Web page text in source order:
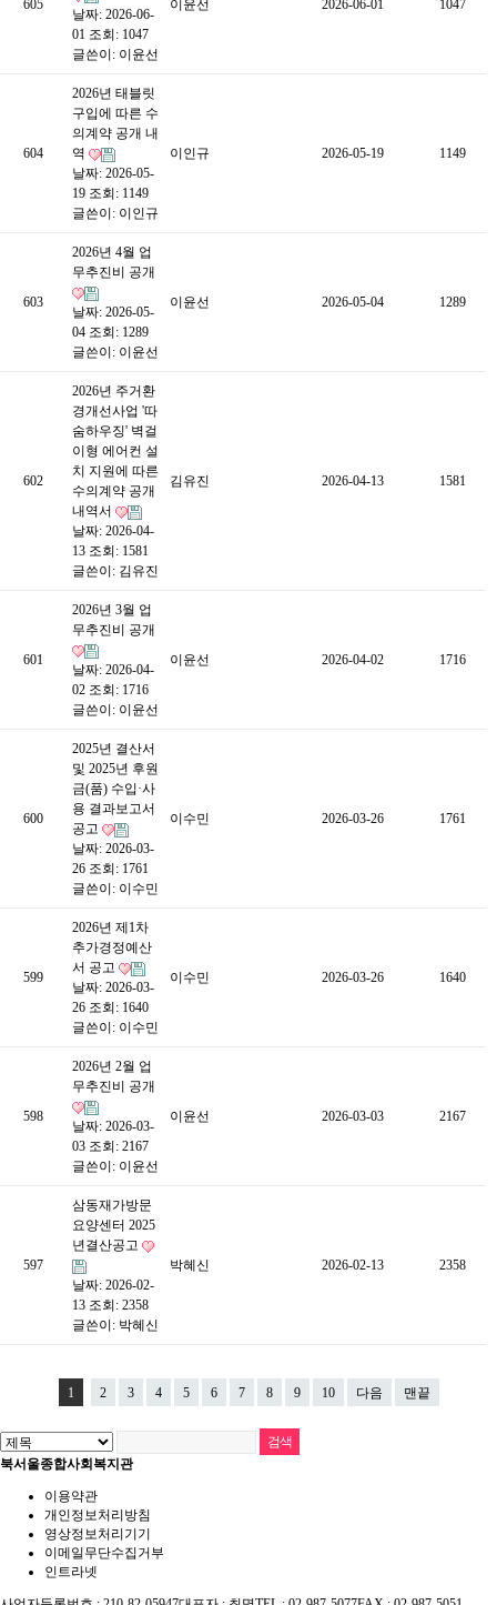
605
날짜: 2026-06-
01 조회: 1047
글쓴이: 이윤선
이윤선 2026-06-01 1047
604
2026년 태블릿
구입에 따른 수
의계약 공개 내
역
날짜: 2026-05-
19 조회: 1149
글쓴이: 이인규
이인규 2026-05-19 1149
603
2026년 4월 업
무추진비 공개
날짜: 2026-05-
04 조회: 1289
글쓴이: 이윤선
이윤선 2026-05-04 1289
602
2026년 주거환
경개선사업 '따
숨하우징' 벽걸
이형 에어컨 설
치 지원에 따른
수의계약 공개
내역서
날짜: 2026-04-
13 조회: 1581
글쓴이: 김유진
김유진 2026-04-13 1581
601
2026년 3월 업
무추진비 공개
날짜: 2026-04-
02 조회: 1716
글쓴이: 이윤선
이윤선 2026-04-02 1716
600
2025년 결산서
및 2025년 후원
금(품) 수입·사
용 결과보고서
공고
날짜: 2026-03-
26 조회: 1761
글쓴이: 이수민
이수민 2026-03-26 1761
599
2026년 제1차
추가경정예산
서 공고
날짜: 2026-03-
26 조회: 1640
글쓴이: 이수민
이수민 2026-03-26 1640
598
2026년 2월 업
무추진비 공개
날짜: 2026-03-
03 조회: 2167
글쓴이: 이윤선
이윤선 2026-03-03 2167
597
삼동재가방문
요양센터 2025
년결산공고
날짜: 2026-02-
13 조회: 2358
글쓴이: 박혜신
박혜신 2026-02-13 2358
1 2 3 4 5 6 7 8 9 10 다음 맨끝
북서울종합사회복지관
이용약관
개인정보처리방침
영상정보처리기기
이메일무단수집거부
인트라넷